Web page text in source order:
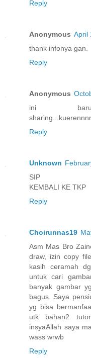
Reply
Anonymous April
thank infonya gan.
Reply
Anonymous
ini
Reply
Unknown
SIP
KEMBALI KE TKP
Reply
Choirunnas19
Asm Mas Bro
draw, izin copy
kasih ceramah
untuk cari
banyak gambar
bagus. Saya
yg bisa
utk bahan2
insyaAllah saya
wass wrwb
Reply